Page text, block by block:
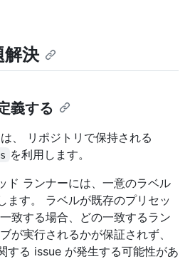
解決
義する
、 リポジトリで保持される
を利用します。
ド ランナーには、一意のラベル
ます。 ラベルが既存のプリセッ
致する場合、どの一致するラン
が実行されるかが保証されず、
する issue が発生する可能性があ